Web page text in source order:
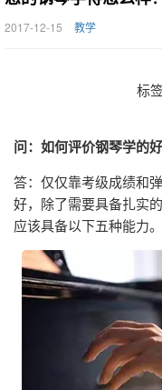
2017-12-15 教学
标签
问：如何评价钢琴学的
答：仅仅靠考级成绩和
好，除了需要具备扎实
应该具备以下五种能力。